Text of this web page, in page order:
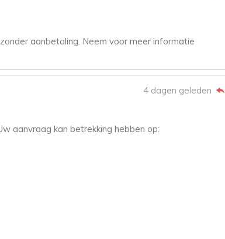
aanbetaling. Neem voor meer informatie
4 dagen geleden
aanvraag kan betrekking hebben op: